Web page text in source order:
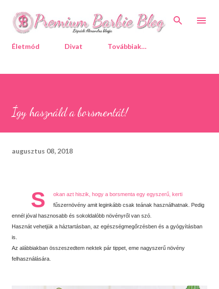
Életmód Divat Továbbiak…
Így használd a borsmentát!
augusztus 08, 2018
S
okan azt hiszik, hogy a borsmenta egy egyszerű, kerti
fűszernövény amit leginkább csak teának használhatnak. Pedig
ennél jóval hasznosabb és sokoldalóbb növényről van szó.
Hasznát vehetjük a háztartásban, az egészségmegőrzésben és a gyógyításban
is.
Az alábbiakban összeszedtem nektek pár tippet, eme nagyszerű növény
felhasználására.